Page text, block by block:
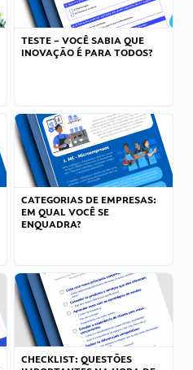
TESTE – VOCÊ SABIA QUE
INOVAÇÃO É PARA TODOS?
CATEGORIAS DE EMPRESAS:
EM QUAL VOCÊ SE
ENQUADRA?
CHECKLIST: QUESTÕES